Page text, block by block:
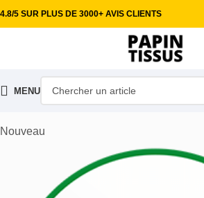
4.8/5 SUR PLUS DE 3000+ AVIS CLIENTS
MENU
Tissu
Nouveau